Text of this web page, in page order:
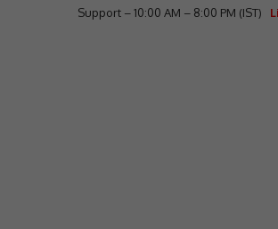
Support – 10:00 AM – 8:00 PM (IST)